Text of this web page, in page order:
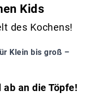
Kids
des Kochens!
Klein bis groß –
an die Töpfe!